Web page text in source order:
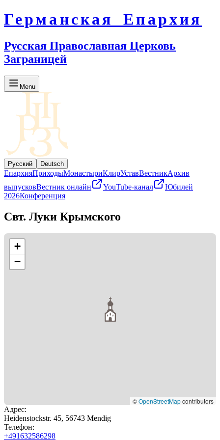
Германская Епархия
Русская Православная Церковь
Заграницей
Menu
Русский Deutsch
ЕпархияПриходыМонастыриКлирУставВестникАрхив
выпусковВестник онлайн YouTube-канал
Юбилей
2026Конференция
Свт. Луки Крымского
+
−
©OpenStreetMapcontributors
Адрес:
Heidenstockstr. 45, 56743 Mendig
Телефон:
+491632586298